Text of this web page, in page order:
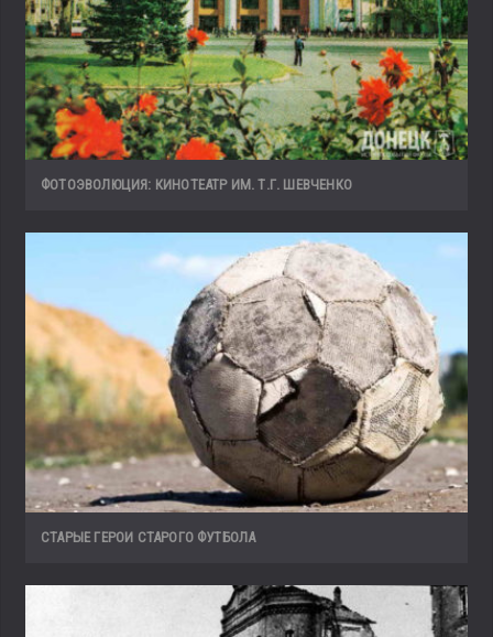
ФОТОЭВОЛЮЦИЯ: КИНОТЕАТР ИМ. Т.Г. ШЕВЧЕНКО
СТАРЫЕ ГЕРОИ СТАРОГО ФУТБОЛА